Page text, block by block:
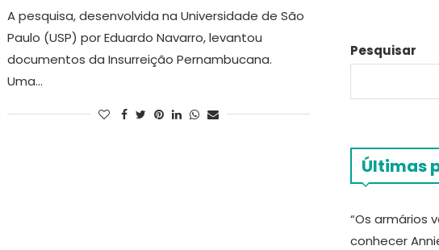
A pesquisa, desenvolvida na Universidade de São
Paulo (USP) por Eduardo Navarro, levantou
documentos da Insurreição Pernambucana.
Uma…
Pesquisar
Últimas
“Os armários
conhecer